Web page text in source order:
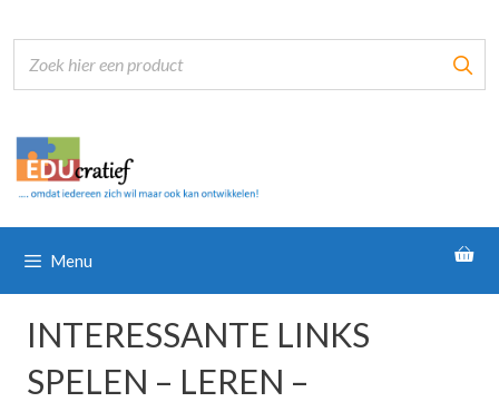
naar
inhoud
Menu
INTERESSANTE LINKS
SPELEN – LEREN –